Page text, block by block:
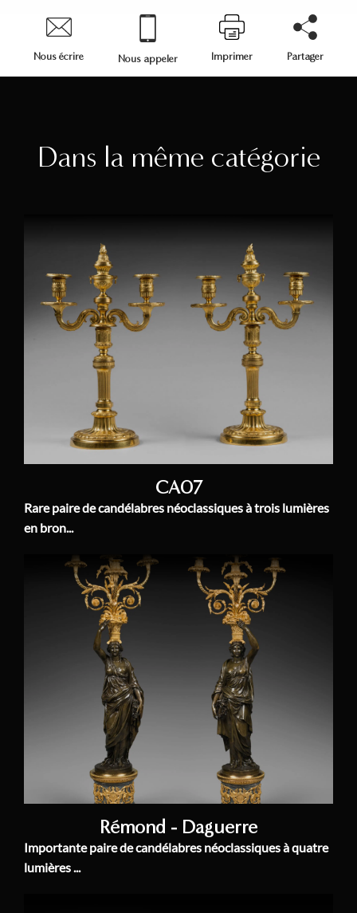
Nous écrire Nous appeler Imprimer Partager
Dans la même catégorie
CA07
Rare paire de candélabres néoclassiques à trois lumières
en bron...
Rémond - Daguerre
Importante paire de candélabres néoclassiques à quatre
lumières ...